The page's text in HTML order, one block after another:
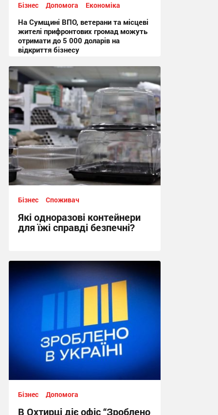
Бізнес Допомога Економіка
На Сумщині ВПО, ветерани та місцеві
жителі прифронтових громад можуть
отримати до 5 000 доларів на
відкриття бізнесу
16:00, 19.06.2026
Бізнес Споживач
Які одноразові контейнери
для їжі справді безпечні?
14:30, 17.06.2026
Бізнес Допомога
В Охтирці діє офіс “Зроблено